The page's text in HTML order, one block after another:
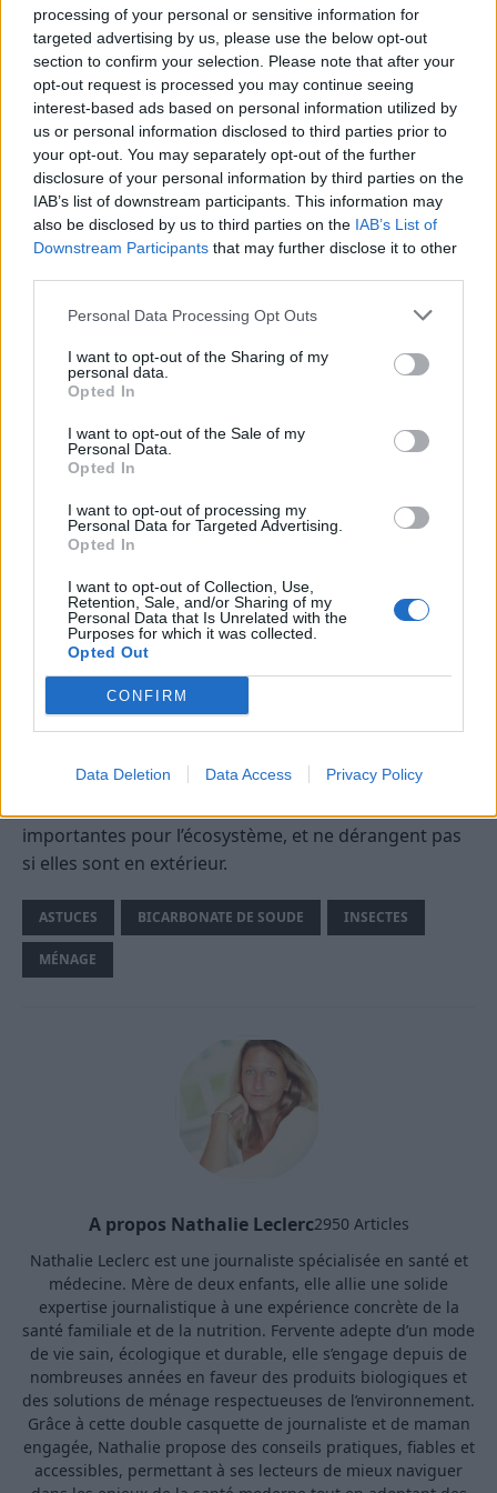
processing of your personal or sensitive information for
targeted advertising by us, please use the below opt-out
section to confirm your selection. Please note that after your
opt-out request is processed you may continue seeing
interest-based ads based on personal information utilized by
us or personal information disclosed to third parties prior to
your opt-out. You may separately opt-out of the further
disclosure of your personal information by third parties on the
IAB’s list of downstream participants. This information may
also be disclosed by us to third parties on the IAB’s List of
Downstream Participants that may further disclose it to other
Personal Data Processing Opt Outs
I want to opt-out of the Sharing of my
personal data.
Opted In
I want to opt-out of the Sale of my
Personal Data.
Opted In
I want to opt-out of processing my
Personal Data for Targeted Advertising.
Opted In
I want to opt-out of Collection, Use,
Retention, Sale, and/or Sharing of my
Personal Data that Is Unrelated with the
Purposes for which it was collected.
Opted Out
CONFIRM
Data Deletion Data Access Privacy Policy
voyez toujours lesfourmis les unes derrières les
autres.
Avec cette méthode, elles ne se perdent pas et vont
au chemin le plus rapide afin d’alimenter la
fourmilière.
Comment lutter contre les fourmis
Si vous avez vu une fourmi ou même plusieurs à
l’intérieur de votre logement, il est important de faire
grand ménage. Au passage cela vous aidera à
moindres recoins. Pensez aussi à aspirer dans les
placards, derrière les portes, ou tout autre endroit où
Ensuite, nettoyez votre maison avec du vinaigre blanc
On utilise également le vinaigre blanc contre les
fourmis!
Normalement les fourmis ne devraient plus
s’aventurer à l’intérieur de votre logement.
Si vous voyez des fourmis sur votre terrasse, ou votre
importantes pour l’écosystème, et ne dérangent pas
si elles sont en extérieur.
ASTUCES BICARBONATE DE SOUDE INSECTES
MÉNAGE
A propos Nathalie Leclerc2950 Articles
Nathalie Leclerc est une journaliste spécialisée en santé et
médecine. Mère de deux enfants, elle allie une solide
expertise journalistique à une expérience concrète de la
santé familiale et de la nutrition. Fervente adepte d’un mode
de vie sain, écologique et durable, elle s’engage depuis de
nombreuses années en faveur des produits biologiques et
des solutions de ménage respectueuses de l’environnement.
Grâce à cette double casquette de journaliste et de maman
engagée, Nathalie propose des conseils pratiques, fiables et
accessibles, permettant à ses lecteurs de mieux naviguer